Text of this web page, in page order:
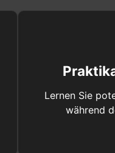
Lernen Sie
während